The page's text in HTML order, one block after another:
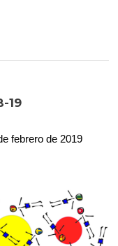
19
febrero de 2019